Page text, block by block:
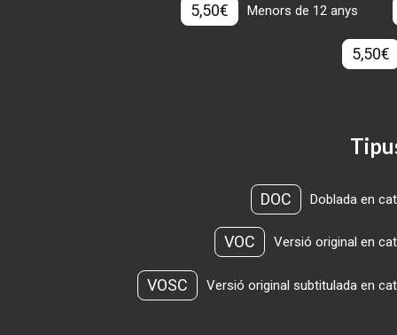
5,50€ Menors de 12 anys
5,50€
DOC Doblada en
VOC Versió original en
VOSC Versió original subtitulada en